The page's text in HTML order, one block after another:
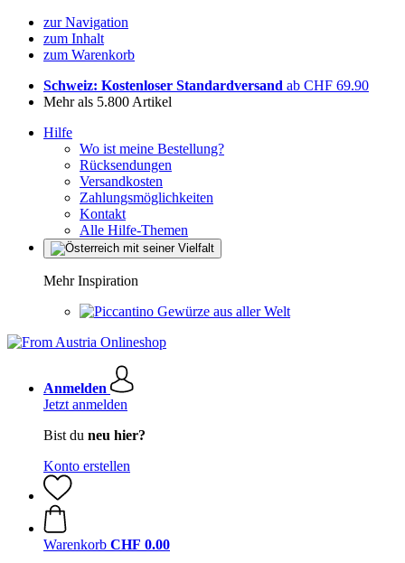
zur Navigation
zum Inhalt
zum Warenkorb
Schweiz: Kostenloser Standardversand ab CHF 69.90
Mehr als 5.800 Artikel
Hilfe
Wo ist meine Bestellung?
Rücksendungen
Versandkosten
Zahlungsmöglichkeiten
Kontakt
Alle Hilfe-Themen
Mehr Inspiration
Gewürze aus aller Welt
Anmelden
Jetzt anmelden
Bist du neu hier?
Konto erstellen
Warenkorb CHF 0.00